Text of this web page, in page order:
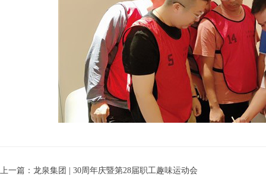
上一篇：龙泉集团 | 30周年庆暨第28届职工趣味运动会